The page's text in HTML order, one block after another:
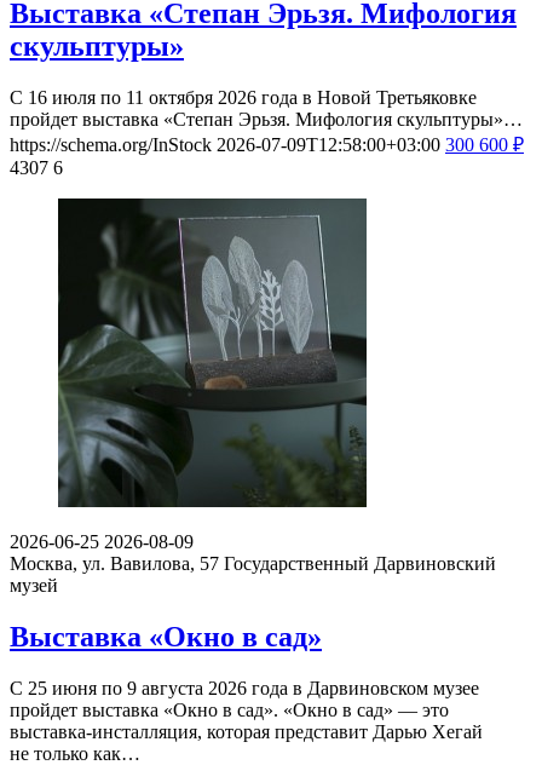
Выставка «Степан Эрьзя. Мифология
скульптуры»
С 16 июля по 11 октября 2026 года в Новой Третьяковке
пройдет выставка «Степан Эрьзя. Мифология скульптуры»…
https://schema.org/InStock 2026-07-09T12:58:00+03:00 300 600 ₽
4307 6
2026-06-25 2026-08-09
Москва, ул. Вавилова, 57 Государственный Дарвиновский
музей
Выставка «Окно в сад»
С 25 июня по 9 августа 2026 года в Дарвиновском музее
пройдет выставка «Окно в сад». «Окно в сад» — это
выставка-инсталляция, которая представит Дарью Хегай
не только как…